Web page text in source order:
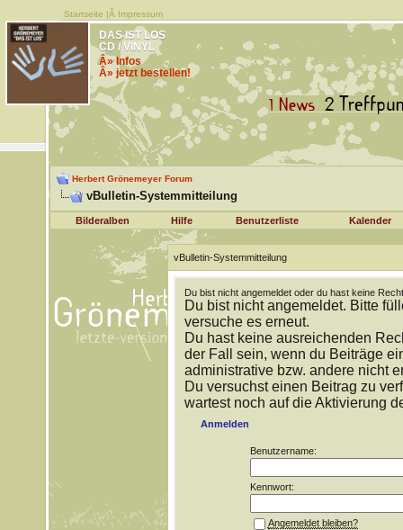
Startseite |Â Impressum
DAS IST LOS
CD / VINYL
Â» Infos
Â» jetzt bestellen!
Herbert Grönemeyer Forum
vBulletin-Systemmitteilung
Bilderalben Hilfe Benutzerliste Kalender
vBulletin-Systemmitteilung
Du bist nicht angemeldet oder du hast keine
Du bist nicht angemeldet. Bitte
versuche es erneut.
Du hast keine ausreichenden
der Fall sein, wenn du Beiträge
administrative bzw. andere nicht
Du versuchst einen Beitrag zu
wartest noch auf die Aktivierung
Anmelden
Benutzername:
Kennwort:
Angemeldet bleiben?